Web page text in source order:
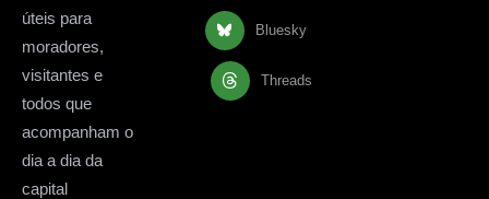
úteis para
moradores,
visitantes e
todos que
acompanham o
dia a dia da
capital
Bluesky
Threads